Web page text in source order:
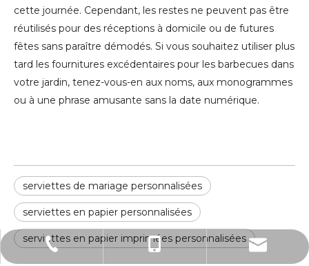
cette journée. Cependant, les restes ne peuvent pas être
réutilisés pour des réceptions à domicile ou de futures
fêtes sans paraître démodés. Si vous souhaitez utiliser plus
tard les fournitures excédentaires pour les barbecues dans
votre jardin, tenez-vous-en aux noms, aux monogrammes
ou à une phrase amusante sans la date numérique.
serviettes de mariage personnalisées
serviettes en papier personnalisées
serviettes en papier imprimées personnalisées
0086-0757-82097850
0086-18676551805
sales@ulivepaper.com